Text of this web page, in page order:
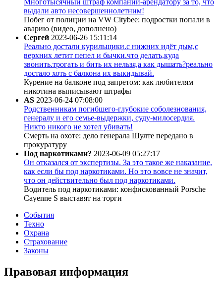
Многотысячный штраф компании-арендатору за то, что
выдали авто несовершеннолетним!
Побег от полиции на VW Citybee: подростки попали в
аварию (видео, дополнено)
Сергей 2023-06-26 15:11:14
Реально достали курильщики.с нижних идёт дым,с
верхних летит пепел и бычки.что делать,куда
звонить.трогать и бить их нельзя,а как дышать?реально
достало хоть с балкона их выкидывай.
Курение на балконе под запретом: как любителям
никотина выписывают штрафы
AS 2023-06-24 07:08:00
Родственникам погибшего-глубокие соболезнования,
генералу и его семье-выдержки, суду-милосердия.
Никто никого не хотел убивать!
Смерть на охоте: дело генерала Шулте передано в
прокуратуру
Под наркотиками? 2023-06-09 05:27:17
Он отказался от экспертизы. За это такое же наказание,
как если бы под наркотиками. Но это вовсе не значит,
что он действительно был под наркотиками.
Водитель под наркотиками: конфискованный Porsche
Cayenne S выставят на торги
События
Техно
Охрана
Страхование
Законы
Правовая информация